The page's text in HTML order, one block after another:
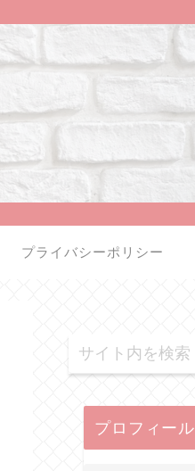
プライバシーポリシー
プロフィール